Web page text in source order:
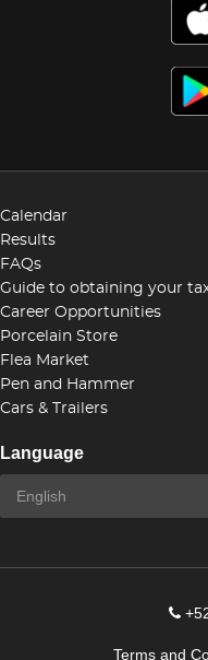
Calendar
Results
FAQs
Guide to obtaining your
Career Opportunities
Porcelain Store
Flea Market
Pen and Hammer
Cars & Trailers
Language
Terms and